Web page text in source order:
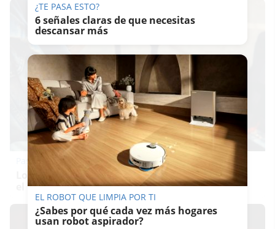
Pasaportes que abren puertas
Los pasaportes más poderosos del mundo, ¿está
el tuyo?
¿TE PASA ESTO?
6 señales claras de que necesitas
descansar más
EL ROBOT QUE LIMPIA POR TI
¿Sabes por qué cada vez más hogares
usan robot aspirador?